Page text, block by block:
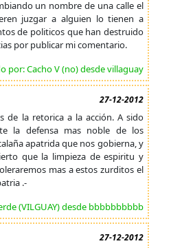
un nombre de una calle el
juzgar a alguien lo tienen a
de politicos que han destruido
por publicar mi comentario.
por: Cacho V (no) desde villaguay
27-12-2012
de la retorica a la acción. A sido
la defensa mas noble de los
apatrida que nos gobierna, y
que la limpieza de espiritu y
mas a estos zurditos el
.-
(VILGUAY) desde bbbbbbbbbb
27-12-2012